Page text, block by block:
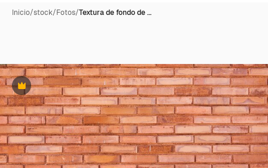
Inicio/stock/Fotos/Textura de fondo de …
Premium